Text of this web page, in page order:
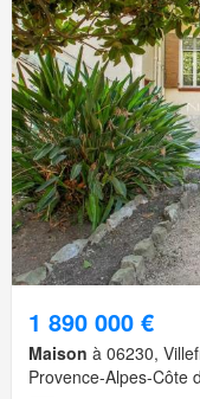
1 890 000 €
Maison à 06230,
Provence-Alpes-Côte